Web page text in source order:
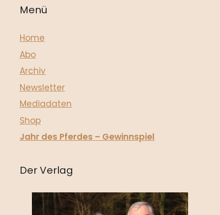
Menü
Home
Abo
Archiv
Newsletter
Mediadaten
Shop
Jahr des Pferdes – Gewinnspiel
Der Verlag